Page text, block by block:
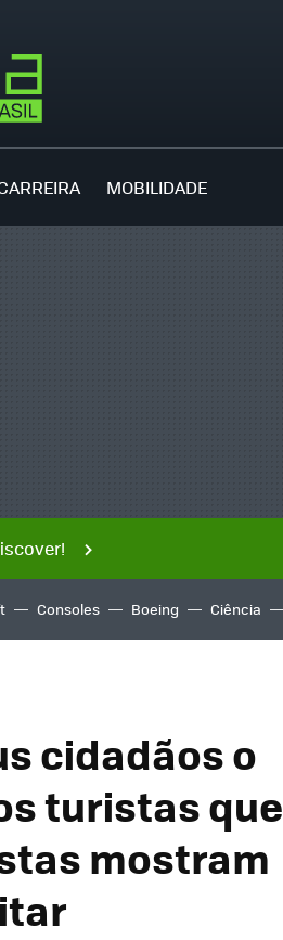
MOBILIDADE
Consoles Boeing Ciência
cidadãos o
turistas que
mostram